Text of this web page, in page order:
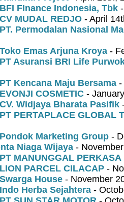
FInance Indonesia, Tbk
MUDAL REDJO - April
Permodalan Nasional
Emas Arjuna Kroya -
Asuransi BRI Life
Kencana Maju Bersama -
COSMETIC -
Widjaya Bharata Pasifik
PERTAPLACE GLOBAL
Marketing Group -
Niaga Wijaya -
MANUNGGAL PERKASA
PARCEL CILACAP -
House - November
Herba Sejahtera -